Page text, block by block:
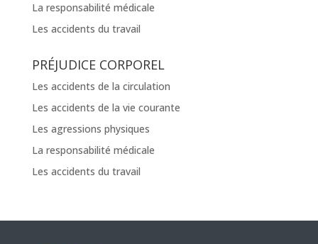
La responsabilité médicale
Les accidents du travail
PRÉJUDICE CORPOREL
Les accidents de la circulation
Les accidents de la vie courante
Les agressions physiques
La responsabilité médicale
Les accidents du travail